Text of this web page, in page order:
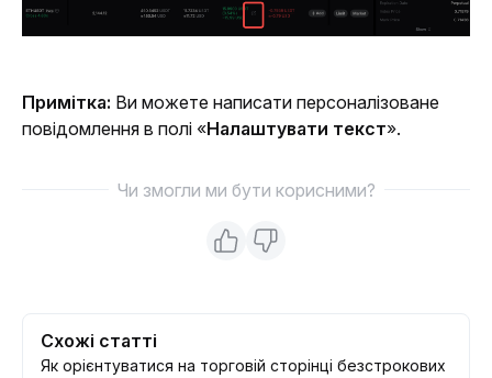
Примітка: Ви можете написати персоналізоване
повідомлення в полі «Налаштувати текст».
Чи змогли ми бути корисними?
Схожі статті
Як орієнтуватися на торговій сторінці безстрокових